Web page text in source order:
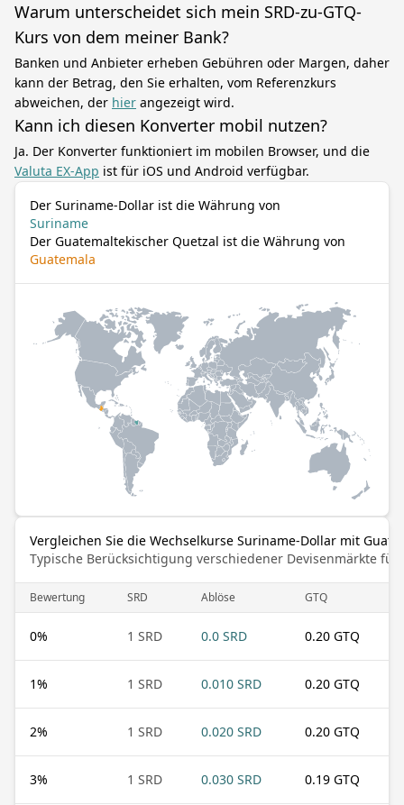
Warum unterscheidet sich mein SRD-zu-GTQ-
Kurs von dem meiner Bank?
Banken und Anbieter erheben Gebühren oder Margen, daher
kann der Betrag, den Sie erhalten, vom Referenzkurs
abweichen, der hier angezeigt wird.
Kann ich diesen Konverter mobil nutzen?
Ja. Der Konverter funktioniert im mobilen Browser, und die
Valuta EX-App ist für iOS und Android verfügbar.
Der Suriname-Dollar ist die Währung von
Suriname
Der Guatemaltekischer Quetzal ist die Währung von
Guatemala
Vergleichen Sie die Wechselkurse Suriname-Dollar mit
Typische Berücksichtigung verschiedener Devisenmärkte für
Bewertung SRD Ablöse GTQ
0% 1 SRD 0.0 SRD 0.20 GTQ
1% 1 SRD 0.010 SRD 0.20 GTQ
2% 1 SRD 0.020 SRD 0.20 GTQ
3% 1 SRD 0.030 SRD 0.19 GTQ